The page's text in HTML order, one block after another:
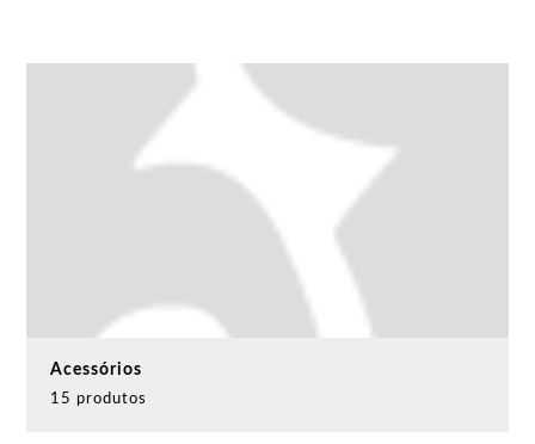
Acessórios
15 produtos